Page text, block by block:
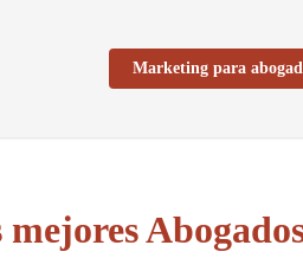
Marketing para
mejores